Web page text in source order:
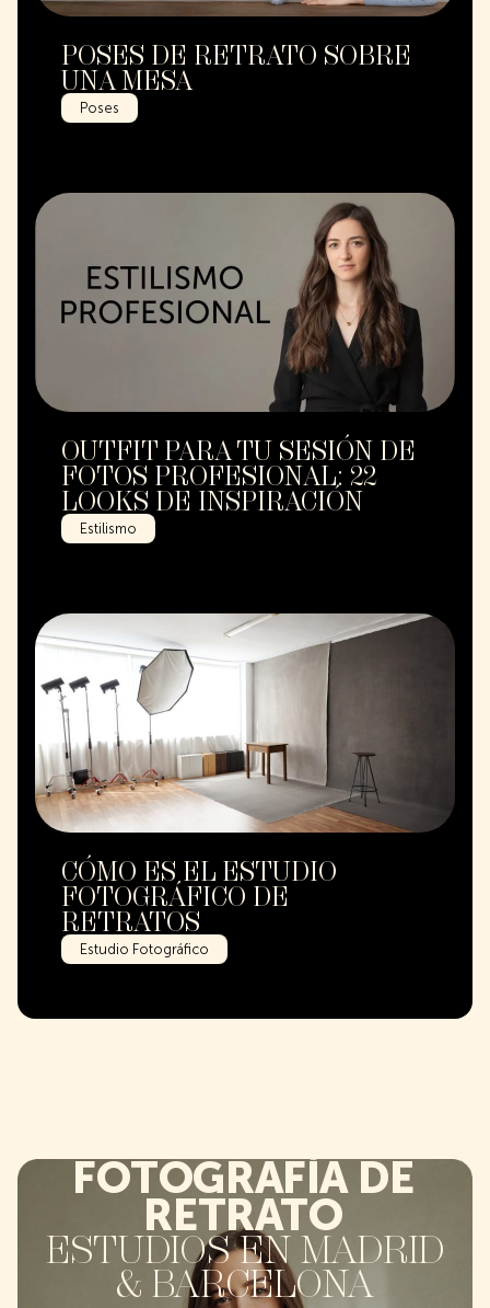
POSES DE RETRATO SOBRE
UNA MESA
Poses
OUTFIT PARA TU SESIÓN DE
FOTOS PROFESIONAL: 22
LOOKS DE INSPIRACIÓN
Estilismo
CÓMO ES EL ESTUDIO
FOTOGRÁFICO DE
RETRATOS
Estudio Fotográfico
FOTOGRAFÍA DE
RETRATO
ESTUDIOS EN MADRID
& BARCELONA